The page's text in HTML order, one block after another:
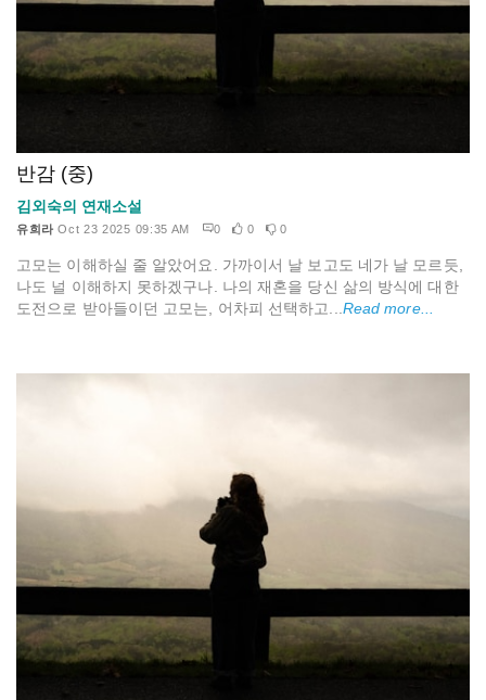
반감 (중)
김외숙의 연재소설
유희라 Oct 23 2025 09:35 AM 0 0 0
고모는 이해하실 줄 알았어요. 가까이서 날 보고도 네가 날 모르듯,
나도 널 이해하지 못하겠구나. 나의 재혼을 당신 삶의 방식에 대한
도전으로 받아들이던 고모는, 어차피 선택하고... Read more...